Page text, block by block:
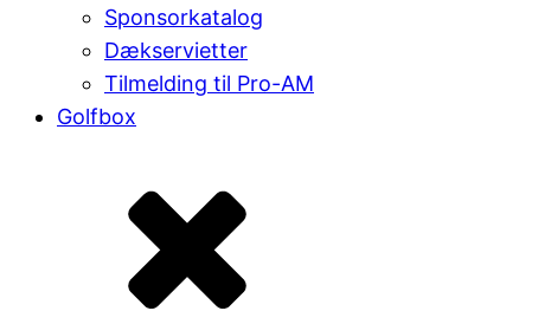
Sponsorkatalog
Dækservietter
Tilmelding til Pro-AM
Golfbox